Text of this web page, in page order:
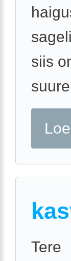
siis
Tere